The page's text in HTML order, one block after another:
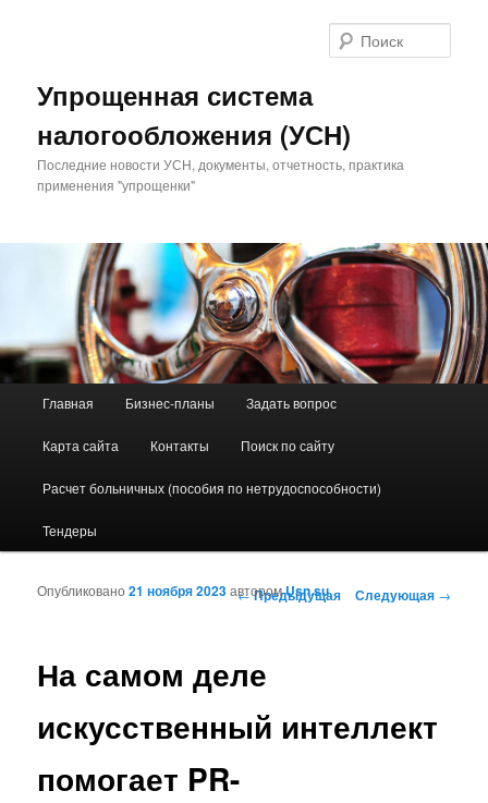
Упрощенная система
налогообложения (УСН)
Последние новости УСН, документы, отчетность, практика
применения "упрощенки"
Перейти к основному содержимому
Перейти к дополнительному содержимому
Главная Бизнес-планы Задать вопрос
Карта сайта Контакты Поиск по сайту
Расчет больничных (пособия по нетрудоспособности)
Тендеры
Навигация по записям
←Предыдущая Следующая →
На самом деле
искусственный интеллект
помогает PR-
Опубликовано21 ноября 2023авторомUsn.su